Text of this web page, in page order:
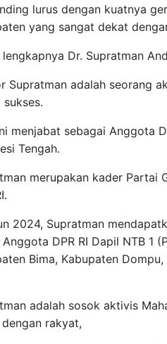
lurus dengan kuatnya
yang sangat dekat
lengkapnya Dr. Supratman
Supratman adalah seorang
menjabat sebagai Anggota
Tengah.
merupakan kader Partai
2024, Supratman
DPR RI Dapil NTB 1
Bima, Kabupaten
adalah sosok aktivis
rakyat,